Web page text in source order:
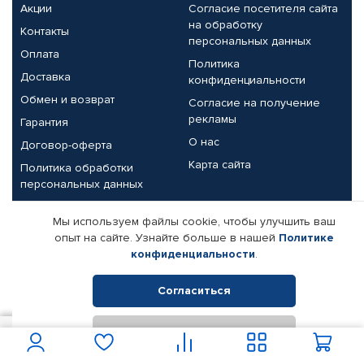
Акции
Контакты
Оплата
Доставка
Обмен и возврат
Гарантия
Договор-оферта
Политика обработки
персональных данных
Согласие посетителя сайта
на обработку
персональных данных
Политика
конфиденциальности
Согласие на получение
рекламы
О нас
Карта сайта
Партнерам
Корпоративным клиентам
Поставщикам
Реквизиты компании
© КАМАЗ ЦЕНТР ДОНЕЦК, 2015-2026. Все права защищены.
Интернет-магазин автомобильных товаров Автопрофи.
Мы используем файлы cookie, чтобы улучшить ваш
опыт на сайте. Узнайте больше в нашей Политике
конфиденциальности.
Согласиться
Отклонить
В корзину